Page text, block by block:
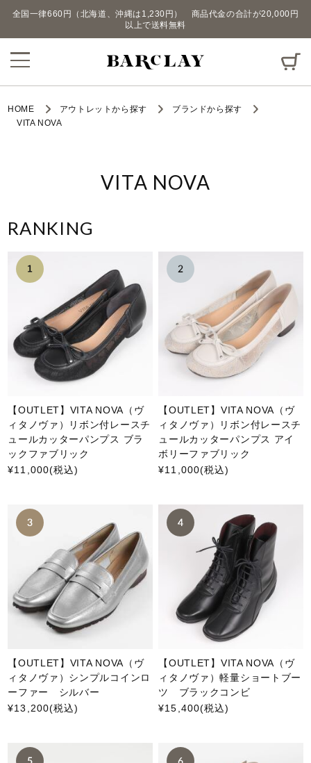
全国一律660円（北海道、沖縄は1,230円） 商品代金の合計が20,000円
以上で送料無料
HOME アウトレットから探す
ブランドから探す
VITA NOVA
VITA NOVA
RANKING
【OUTLET】VITA NOVA（ヴ
ィタノヴァ）リボン付レースチ
ュールカッターパンプス ブラ
ックファブリック
¥11,000(税込)
【OUTLET】VITA NOVA（ヴ
ィタノヴァ）リボン付レースチ
ュールカッターパンプス アイ
ボリーファブリック
¥11,000(税込)
【OUTLET】VITA NOVA（ヴ
ィタノヴァ）シンプルコインロ
ーファー シルバー
¥13,200(税込)
【OUTLET】VITA NOVA（ヴ
ィタノヴァ）軽量ショートブー
ツ ブラックコンビ
¥15,400(税込)